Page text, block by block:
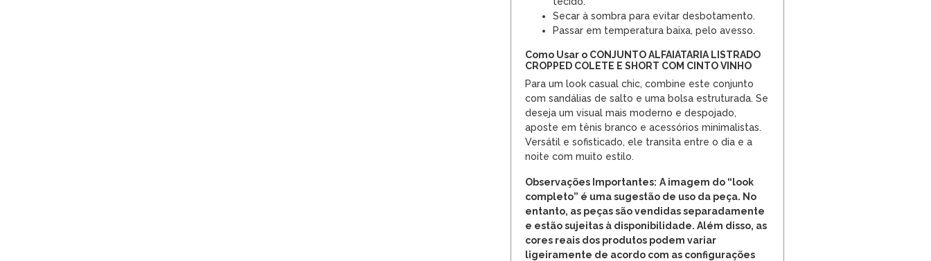
Secar à sombra para evitar desbotamento.
Passar em temperatura baixa, pelo avesso.
Como Usar o CONJUNTO ALFAIATARIA LISTRADO
CROPPED COLETE E SHORT COM CINTO VINHO
Para um look casual chic, combine este conjunto
com sandálias de salto e uma bolsa estruturada. Se
deseja um visual mais moderno e despojado,
aposte em tênis branco e acessórios minimalistas.
Versátil e sofisticado, ele transita entre o dia e a
noite com muito estilo.
Observações Importantes: A imagem do “look
completo” é uma sugestão de uso da peça. No
entanto, as peças são vendidas separadamente
e estão sujeitas à disponibilidade. Além disso, as
cores reais dos produtos podem variar
ligeiramente de acordo com as configurações